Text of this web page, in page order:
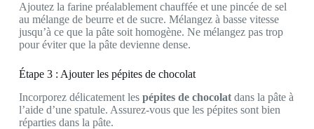
Ajoutez la farine préalablement chauffée et une pincée de sel
au mélange de beurre et de sucre. Mélangez à basse vitesse
jusqu’à ce que la pâte soit homogène. Ne mélangez pas trop
pour éviter que la pâte devienne dense.
Étape 3 : Ajouter les pépites de chocolat
Incorporez délicatement les pépites de chocolatdans la pâte à
l’aide d’une spatule. Assurez-vous que les pépites sont bien
réparties dans la pâte.